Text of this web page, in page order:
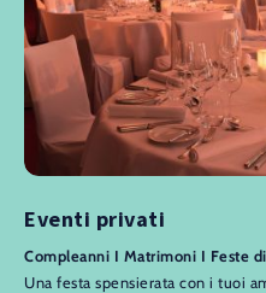
Eventi privati
Compleanni I Matrimoni I Feste
Una festa spensierata con i tuoi